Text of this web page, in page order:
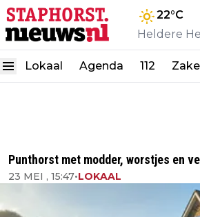
22°C
Heldere
Lokaal Agenda 112
Punthorst met modder, worstjes en
23 MEI , 15:47•LOKAAL